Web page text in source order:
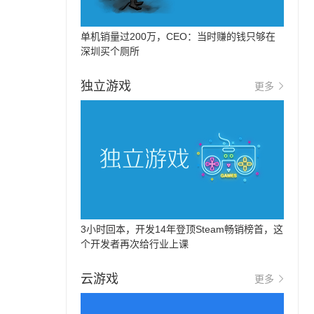
单机销量过200万，CEO：当时赚的钱只够在
深圳买个厕所
独立游戏 更多
3小时回本，开发14年登顶Steam畅销榜首，这
个开发者再次给行业上课
云游戏 更多